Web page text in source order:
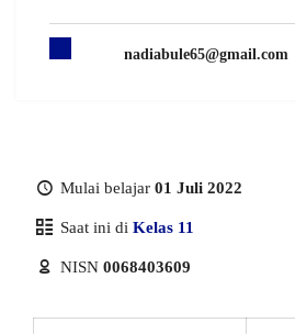
nadiabule65@gmail.com
Mulai belajar 01 Juli 2022
Saat ini di Kelas 11
NISN 0068403609